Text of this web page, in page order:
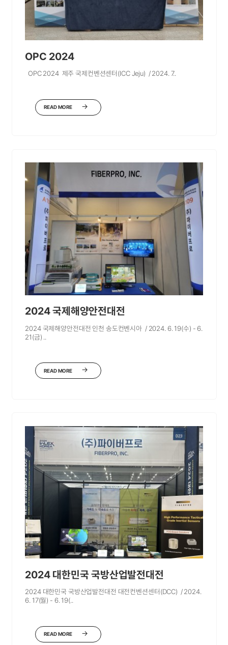
OPC 2024
OPC 2024 제주 국제컨벤션센터(ICC Jeju) / 2024. 7..
READ MORE
2024 국제해양안전대전
2024 국제해양안전대전 인천 송도컨벤시아 / 2024. 6. 19(수) - 6.
21(금) ..
READ MORE
2024 대한민국 국방산업발전대전
2024 대한민국 국방산업발전대전 대전컨벤션센터(DCC) / 2024.
6. 17(월) - 6. 19(..
READ MORE